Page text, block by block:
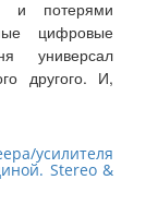
и потерями
цифровые
универсал
другого. И,
усилителя
Stereo &